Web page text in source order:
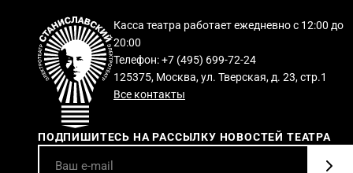
Касса театра работает ежедневно с 12:00 до
20:00
Телефон: +7 (495) 699-72-24
125375, Москва, ул. Тверская, д. 23, стр.1
Все контакты
ПОДПИШИТЕСЬ НА РАССЫЛКУ НОВОСТЕЙ ТЕАТРА